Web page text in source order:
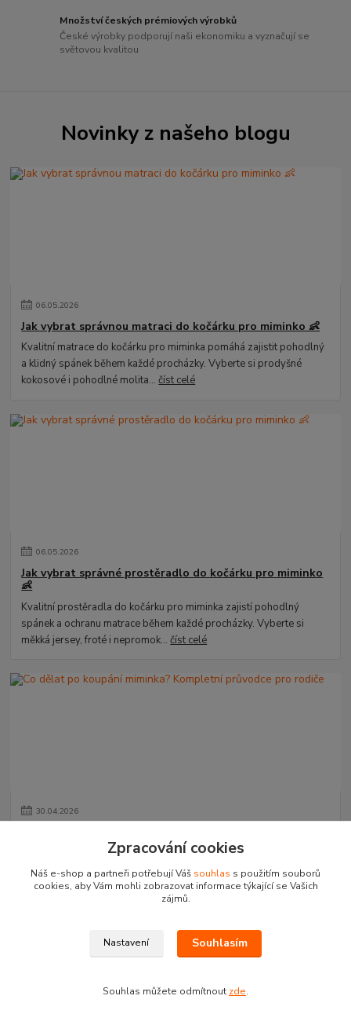
Množství českých prémiových výrobků
České výrobky podporují naši ekonomiku a vyznačují se
světovou kvalitou
Novinky z našeho blogu
06.05.2026
Jak vybrat správnou matraci do kočárku pro miminko 👶
Kvalitní matrace do kočárku pro miminka pomáhá zajistit pohodlný
a klidný spánek během každé procházky. Vyberte si prodyšné
kokosové i pohodlné molita...číst celé
06.05.2026
Jak vybrat správné prostěradlo do kočárku pro miminko
👶
Kvalitní prostěradla do kočárku pro miminka zajistí pohodlný
spánek a ochranu matrace během každé procházky. Vyberte si
měkká jersey, froté i nepromok...číst celé
30.04.2026
Po koupání miminka přichází nejdůležitější část péče. Správné
osušení, zahřátí a péče o pokožku pomáhají udržet miminko v
číst celé
Zpracování cookies
Náš e-shop a partneři potřebují Váš souhlas s použitím souborů
cookies, aby Vám mohli zobrazovat informace týkající se Vašich
zájmů.
Nastavení Souhlasím
Souhlas můžete odmítnout zde.